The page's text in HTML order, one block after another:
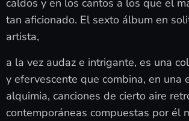
caldos y en los cantos a los que el
tan aficionado. El sexto álbum en
artista,
a la vez audaz e intrigante, es una
y efervescente que combina, en una
alquimia, canciones de cierto aire
contemporáneas compuestas por él